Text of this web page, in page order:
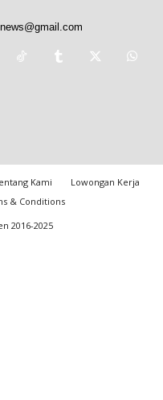
Kami
Lowongan Kerja
& Conditions
2016-2025